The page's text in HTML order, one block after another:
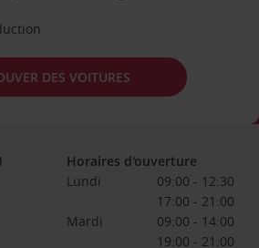
DES VOITURES
Horaires d'ouverture
Lundi
09:00 - 12:30
17:00 - 21:00
Mardi
09:00 - 14:00
19:00 - 21:00